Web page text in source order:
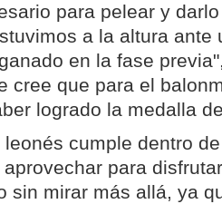
para pelear y
a la altura ante
en la fase
cree que para el
logrado la medalla
leonés cumple dentro
para
sin mirar más allá, ya